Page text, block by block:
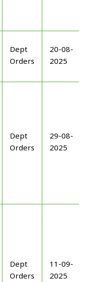
Dept
Orders
20-08-
2025
Dept
Orders
29-08-
2025
Dept
Orders
11-09-
2025